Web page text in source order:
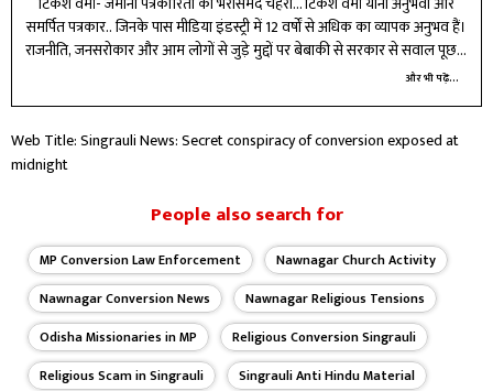
समर्पित पत्रकार.. जिनके पास मीडिया इंडस्ट्री में 12 वर्षों से अधिक का व्यापक अनुभव हैं।
राजनीति, जनसरोकार और आम लोगों से जुड़े मुद्दों पर बेबाकी से सरकार से सवाल पूछता
हूं। पेशेवर पत्रकारिता के अलावा फिल्में देखना, क्रिकेट खेलना और किताबें पढ़ना मुझे
और भी पढ़ें...
Web Title: Singrauli News: Secret conspiracy of conversion exposed at
midnight
People also search for
MP Conversion Law Enforcement
Nawnagar Church Activity
Nawnagar Conversion News
Nawnagar Religious Tensions
Odisha Missionaries in MP
Religious Conversion Singrauli
Religious Scam in Singrauli
Singrauli Anti Hindu Material